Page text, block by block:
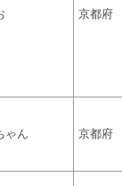
京都府
ゃん 京都府